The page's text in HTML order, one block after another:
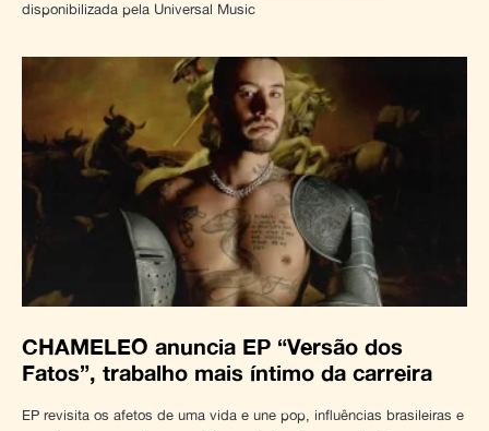
disponibilizada pela Universal Music
CHAMELEO anuncia EP “Versão dos
Fatos”, trabalho mais íntimo da carreira
EP revisita os afetos de uma vida e une pop, influências brasileiras e